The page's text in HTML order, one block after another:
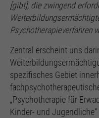
[gibt], die zwingend
Zentral erscheint uns
spezifisches Gebiet
„Psychotherapie für
Kinder- und